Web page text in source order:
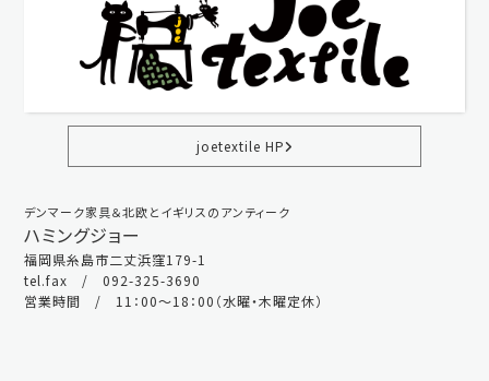
joetextile HP
デンマーク家具＆北欧とイギリスのアンティーク
ハミングジョー
福岡県糸島市二丈浜窪179-1
tel.fax / 092-325-3690
営業時間 / 11：00～18：00（水曜・木曜定休）